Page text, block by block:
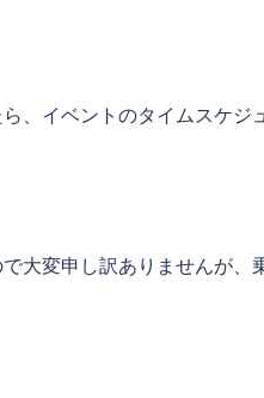
、イベントのタイムスケジ
大変申し訳ありませんが、